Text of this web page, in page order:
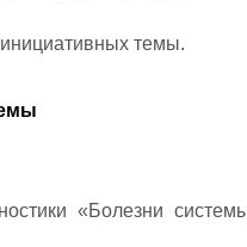
темы.
«Болезни